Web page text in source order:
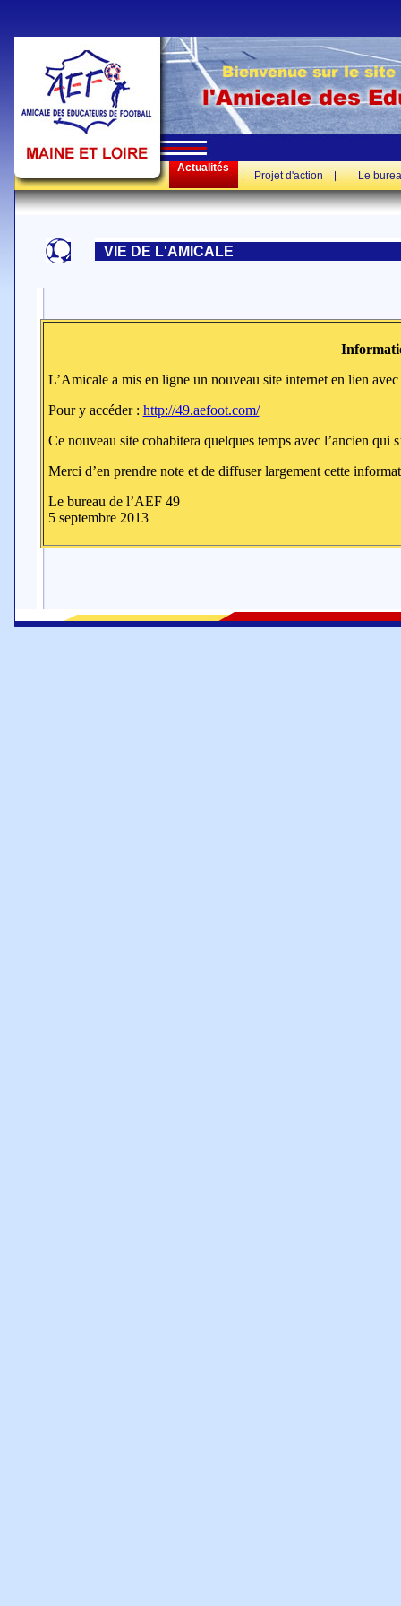
Actualités
Projet d'action Le
VIE DE L'AMICALE
L’Amicale a mis en ligne un nouveau site internet en lien
Pour y accéder : http://49.aefoot.com/
Ce nouveau site cohabitera quelques temps avec l’ancien qui
Merci d’en prendre note et de diffuser largement cette
Le bureau de l’AEF 49
5 septembre 2013